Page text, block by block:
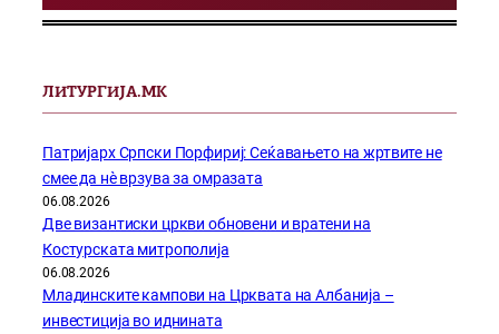
ЛИТУРГИЈА.МК
Патријарх Српски Порфириј: Сеќавањето на жртвите не
смее да нѐ врзува за омразата
06.08.2026
Две византиски цркви обновени и вратени на
Костурската митрополија
06.08.2026
Младинските кампови на Црквата на Албанија –
инвестиција во иднината